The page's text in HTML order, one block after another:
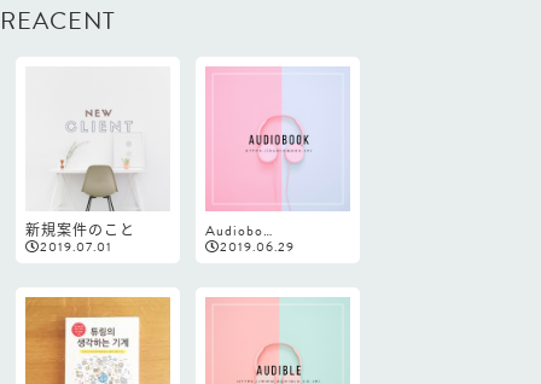
REACENT
新規案件のこと
2019.07.01
Audiobo…
2019.06.29